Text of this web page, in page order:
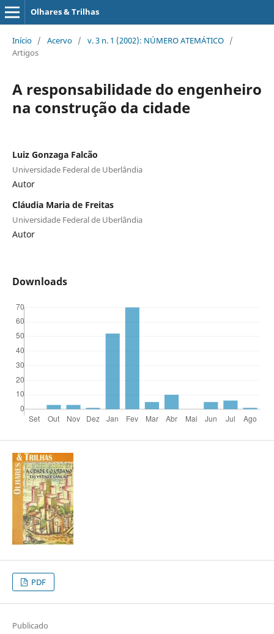
Olhares & Trilhas
Início / Acervo / v. 3 n. 1 (2002): NÚMERO ATEMÁTICO /
Artigos
A responsabilidade do engenheiro
na construção da cidade
Luiz Gonzaga Falcão
Universidade Federal de Uberlândia
Autor
Cláudia Maria de Freitas
Universidade Federal de Uberlândia
Autor
Downloads
PDF
Publicado